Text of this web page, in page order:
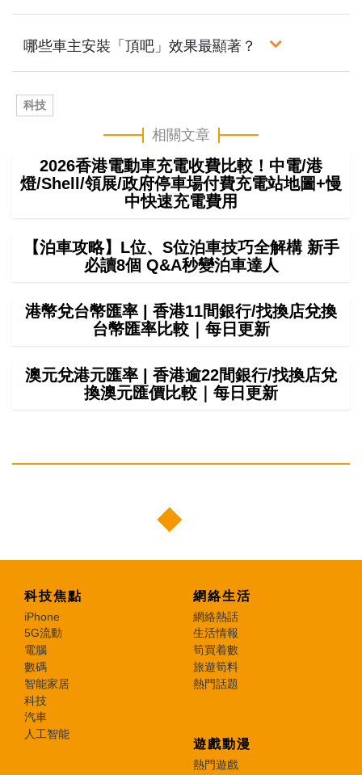
哪些車主安裝「頂吧」效果最顯著？
科技
相關文章
2026香港電動車充電收費比較！中電/港
燈/Shell/領展/政府停車場付費充電站地圖+慢
中快速充電費用
【泊車攻略】L位、S位泊車技巧全解構 新手
必讀8個 Q&A秒變泊車達人
港幣兌台幣匯率 | 香港11間銀行/找換店兌換
台幣匯率比較｜每日更新
澳元兌港元匯率 | 香港逾22間銀行/找換店兌
換澳元匯價比較｜每日更新
科技焦點
iPhone
5G流動
電腦
數碼
智能家居
科技
汽車
人工智能
網絡生活
網絡熱話
生活情報
筍買着數
旅遊筍料
熱門話題
遊戲動漫
熱門遊戲